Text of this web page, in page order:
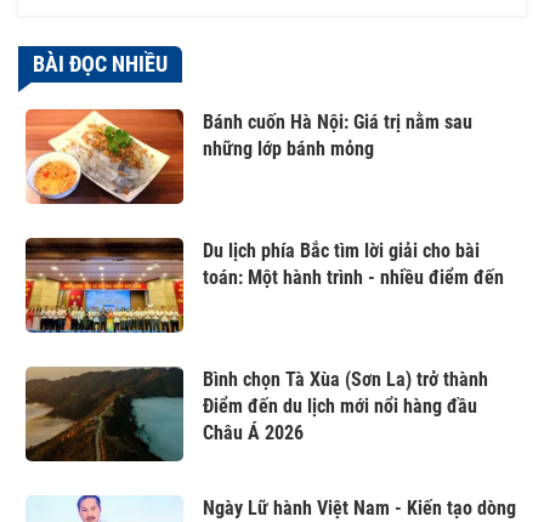
BÀI ĐỌC NHIỀU
Bánh cuốn Hà Nội: Giá trị nằm sau
những lớp bánh mỏng
Du lịch phía Bắc tìm lời giải cho bài
toán: Một hành trình - nhiều điểm đến
Bình chọn Tà Xùa (Sơn La) trở thành
Điểm đến du lịch mới nổi hàng đầu
Châu Á 2026
Ngày Lữ hành Việt Nam - Kiến tạo dòng